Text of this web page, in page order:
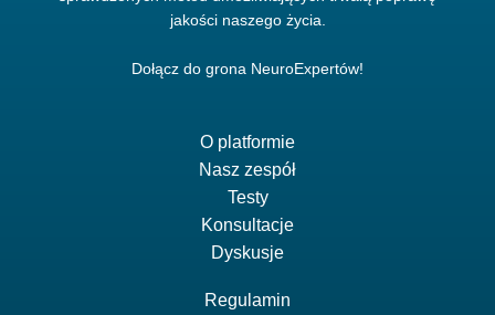
jakości naszego życia.
Dołącz do grona NeuroExpertów!
O platformie
Nasz zespół
Testy
Konsultacje
Dyskusje
Regulamin